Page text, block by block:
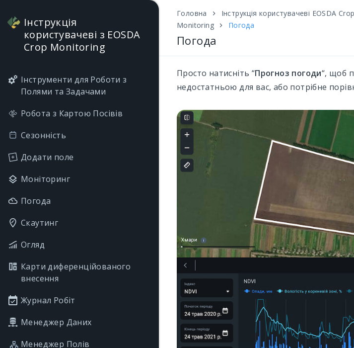
Інструкція
користувачеві з EOSDA
Crop Monitoring
Інструменти для Роботи з
Полями та Задачами
Робота з Картою Посівів
Сезонність
Додати поле
Моніторинг
Погода
Скаутинг
Огляд
Карти диференційованого
внесення
Журнал Робіт
Менеджер Даних
Менеджер Полів
Головна
Інструкція користувачеві EOSDA Crop
Monitoring
Погода
Погода
Просто натисніть “Прогноз погоди“, щоб
недостатньою для вас, або потрібне